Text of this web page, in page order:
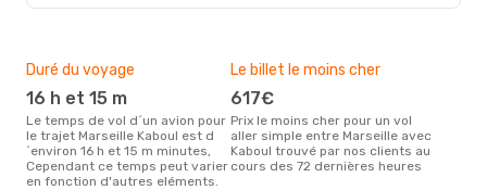
Duré du voyage
16 h et 15 m
Le temps de vol d´un avion pour
le trajet Marseille Kaboul est d
´environ 16 h et 15 m minutes,
Cependant ce temps peut varier
en fonction d'autres eléments.
Le billet le moins cher
617€
Prix le moins cher pour un vol
aller simple entre Marseille avec
Kaboul trouvé par nos clients au
cours des 72 dernières heures